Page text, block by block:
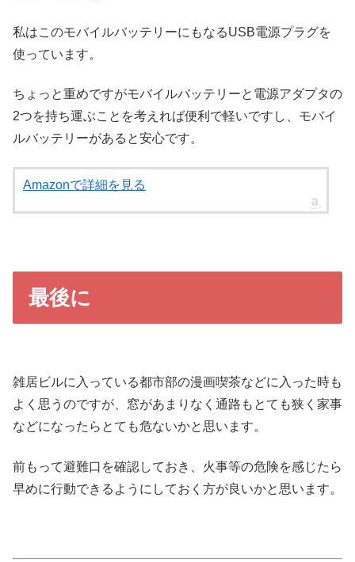
私はこのモバイルバッテリーにもなるUSB電源プラグを
使っています。
ちょっと重めですがモバイルバッテリーと電源アダプタの
2つを持ち運ぶことを考えれば便利で軽いですし、モバイ
ルバッテリーがあると安心です。
Amazonで詳細を見る
最後に
雑居ビルに入っている都市部の漫画喫茶などに入った時も
よく思うのですが、窓があまりなく通路もとても狭く家事
などになったらとても危ないかと思います。
前もって避難口を確認しておき、火事等の危険を感じたら
早めに行動できるようにしておく方が良いかと思います。